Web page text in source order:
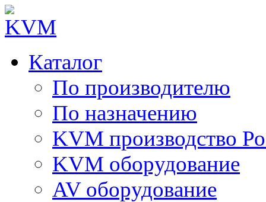
Каталог
По производителю
По назначению
KVM производство
KVM оборудование
AV оборудование